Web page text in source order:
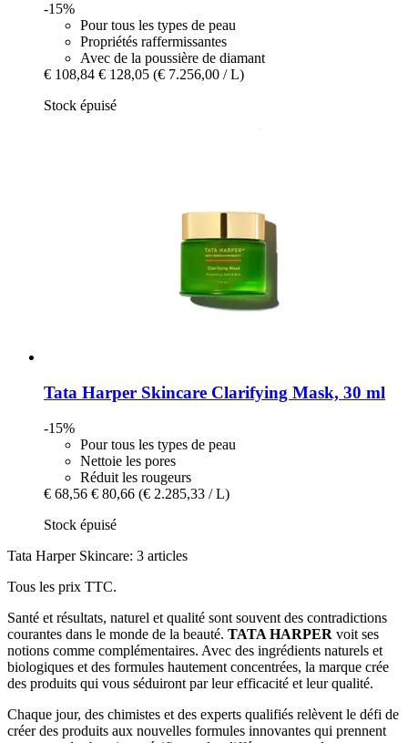
-15%
Pour tous les types de peau
Propriétés raffermissantes
Avec de la poussière de diamant
€ 108,84 € 128,05 (€ 7.256,00 / L)
Stock épuisé
Tata Harper Skincare Clarifying Mask, 30 ml
-15%
Pour tous les types de peau
Nettoie les pores
Réduit les rougeurs
€ 68,56 € 80,66 (€ 2.285,33 / L)
Stock épuisé
Tata Harper Skincare: 3 articles
Tous les prix TTC.
Santé et résultats, naturel et qualité sont souvent des contradictions
courantes dans le monde de la beauté. TATA HARPER voit ses
notions comme complémentaires. Avec des ingrédients naturels et
biologiques et des formules hautement concentrées, la marque crée
des produits qui vous séduiront par leur efficacité et leur qualité.
Chaque jour, des chimistes et des experts qualifiés relèvent le défi de
créer des produits aux nouvelles formules innovantes qui prennent